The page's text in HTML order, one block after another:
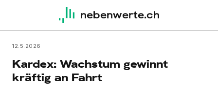
nebenwerte.ch
12.5.2026
Kardex: Wachstum gewinnt
kräftig an Fahrt